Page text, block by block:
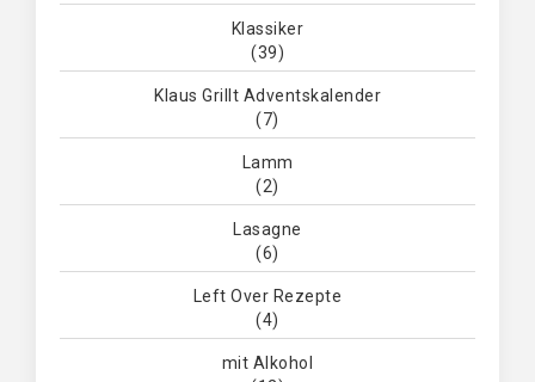
Klassiker
(39)
Klaus Grillt Adventskalender
(7)
Lamm
(2)
Lasagne
(6)
Left Over Rezepte
(4)
mit Alkohol